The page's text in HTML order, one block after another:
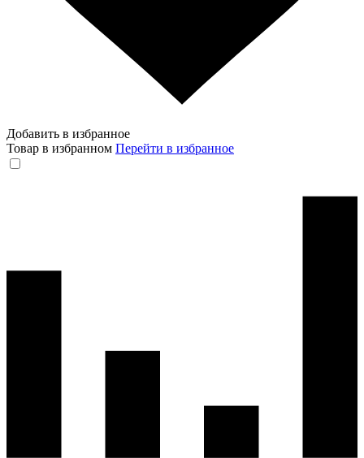
Добавить в избранное
Товар в избранном Перейти в избранное